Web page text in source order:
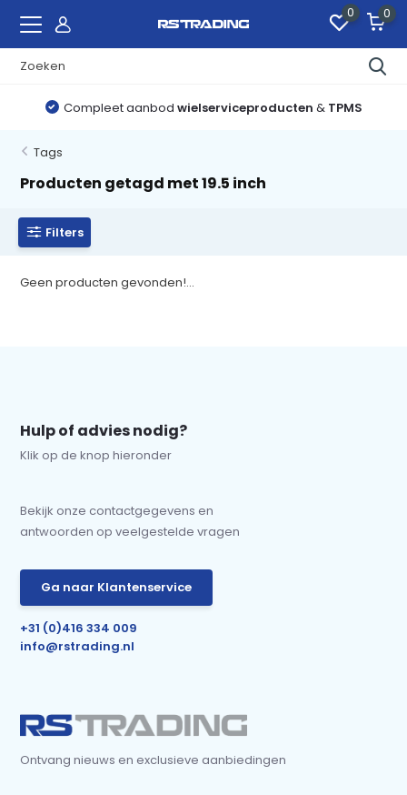
0 0
Compleet aanbod wielserviceproducten & TPMS
Tags
Producten getagd met 19.5 inch
Filters
Geen producten gevonden!...
Hulp of advies nodig?
Klik op de knop hieronder
Bekijk onze contactgegevens en
antwoorden op veelgestelde vragen
Ga naar Klantenservice
+31 (0)416 334 009
info@rstrading.nl
Ontvang nieuws en exclusieve aanbiedingen